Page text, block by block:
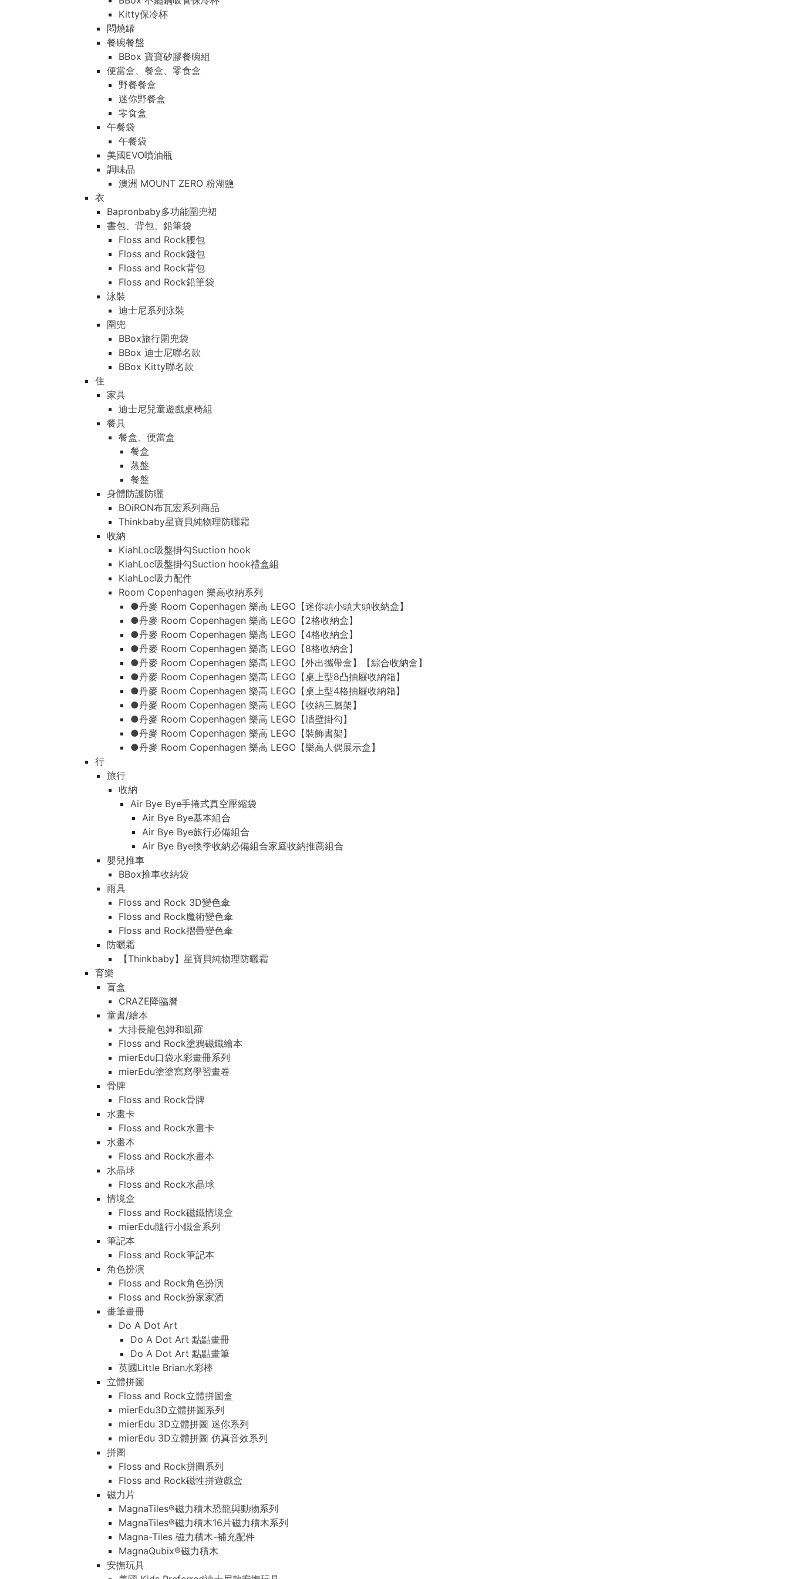
Kitty保冷杯
悶燒罐
餐碗餐盤
BBox 寶寶矽膠餐碗組
便當盒、餐盒、零食盒
野餐餐盒
迷你野餐盒
零食盒
午餐袋
午餐袋
美國EVO噴油瓶
調味品
澳洲 MOUNT ZERO 粉湖鹽
衣
Bapronbaby多功能圍兜裙
書包、背包、鉛筆袋
Floss and Rock腰包
Floss and Rock錢包
Floss and Rock背包
Floss and Rock鉛筆袋
泳裝
迪士尼系列泳裝
圍兜
BBox旅行圍兜袋
BBox 迪士尼聯名款
BBox Kitty聯名款
住
家具
迪士尼兒童遊戲桌椅組
餐具
餐盒、便當盒
餐盒
蒸盤
餐盤
身體防護防曬
BOiRON布瓦宏系列商品
Thinkbaby星寶貝純物理防曬霜
收納
KiahLoc吸盤掛勾Suction hook
KiahLoc吸盤掛勾Suction hook禮盒組
KiahLoc吸力配件
Room Copenhagen 樂高收納系列
●丹麥 Room Copenhagen 樂高 LEGO【迷你頭小頭大頭收納盒】
●丹麥 Room Copenhagen 樂高 LEGO【2格收納盒】
●丹麥 Room Copenhagen 樂高 LEGO【4格收納盒】
●丹麥 Room Copenhagen 樂高 LEGO【8格收納盒】
●丹麥 Room Copenhagen 樂高 LEGO【外出攜帶盒】【綜合收納盒】
●丹麥 Room Copenhagen 樂高 LEGO【桌上型8凸抽屜收納箱】
●丹麥 Room Copenhagen 樂高 LEGO【桌上型4格抽屜收納箱】
●丹麥 Room Copenhagen 樂高 LEGO【收納三層架】
●丹麥 Room Copenhagen 樂高 LEGO【牆壁掛勾】
●丹麥 Room Copenhagen 樂高 LEGO【裝飾書架】
●丹麥 Room Copenhagen 樂高 LEGO【樂高人偶展示盒】
行
旅行
收納
Air Bye Bye手捲式真空壓縮袋
Air Bye Bye基本組合
Air Bye Bye旅行必備組合
Air Bye Bye換季收納必備組合家庭收納推薦組合
嬰兒推車
BBox推車收納袋
雨具
Floss and Rock 3D變色傘
Floss and Rock魔術變色傘
Floss and Rock摺疊變色傘
防曬霜
【Thinkbaby】星寶貝純物理防曬霜
育樂
盲盒
CRAZE降臨曆
童書/繪本
大排長龍包姆和凱羅
Floss and Rock塗鴉磁鐵繪本
mierEdu口袋水彩畫冊系列
mierEdu塗塗寫寫學習畫卷
骨牌
Floss and Rock骨牌
水畫卡
Floss and Rock水畫卡
水畫本
Floss and Rock水畫本
水晶球
Floss and Rock水晶球
情境盒
Floss and Rock磁鐵情境盒
mierEdu隨行小鐵盒系列
筆記本
Floss and Rock筆記本
角色扮演
Floss and Rock角色扮演
Floss and Rock扮家家酒
畫筆畫冊
Do A Dot Art
Do A Dot Art 點點畫冊
Do A Dot Art 點點畫筆
英國Little Brian水彩棒
立體拼圖
Floss and Rock立體拼圖盒
mierEdu3D立體拼圖系列
mierEdu 3D立體拼圖 迷你系列
mierEdu 3D立體拼圖 仿真音效系列
拼圖
Floss and Rock拼圖系列
Floss and Rock磁性拼遊戲盒
磁力片
MagnaTiles®磁力積木恐龍與動物系列
MagnaTiles®磁力積木16片磁力積木系列
Magna-Tiles 磁力積木-補充配件
MagnaQubix®磁力積木
安撫玩具